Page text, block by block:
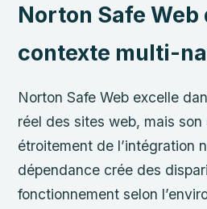
Norton Safe Web
contexte multi-
Norton Safe Web excelle
réel des sites web, mais
étroitement de l’intégration
dépendance crée des
fonctionnement selon